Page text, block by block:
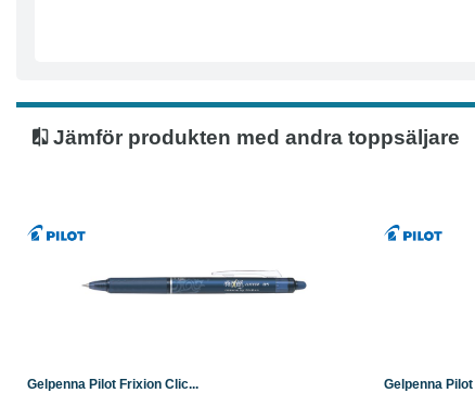
Textfärg: Blåsvart
Färg pennkropp: Blåsvart
Jämför produkten med andra toppsäljare
Gelpenna Pilot Frixion Clic... Gelpenna